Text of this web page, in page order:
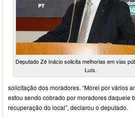
Deputado Zé Inácio solicita melhorias em vias
Luís.
solicitação dos moradores. “Morei por vários
estou sendo cobrado por moradores daquele
recuperação do local”, declarou o deputado.